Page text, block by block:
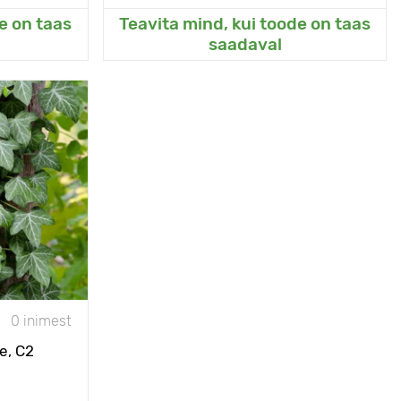
on taas
Teavita mind, kui toode on taas
saadaval
Lisanud Minu aeda
0 inimest
С2
iivisort
20 - 30 cm
С2
100 - 200 cm
vari